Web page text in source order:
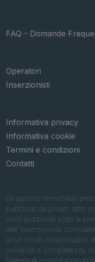
FAQ - Domande
Operatori
Inserzionisti
Informativa privacy
Informativa cookie
Termini e condizioni
Contatti
Gli annunci immobiliari
pubblicati da privati, ditte
sono pubblicati sotto la
dell''inserzionista.
alcun modo responsabile
veridicità o completezza,
materia di privacy e più in